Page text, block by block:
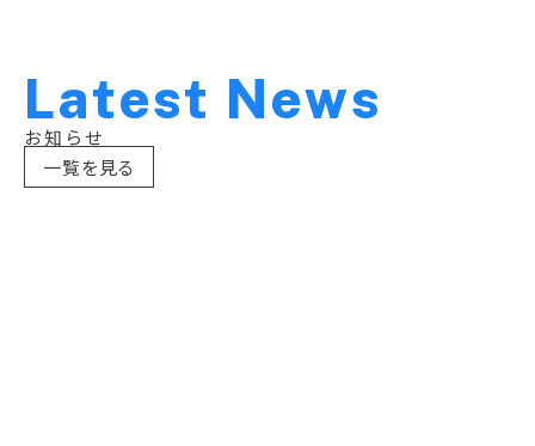
Latest News
お知らせ
一覧を見る